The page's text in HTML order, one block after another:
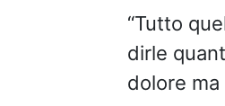
“Tutto
dirle
dolore ma